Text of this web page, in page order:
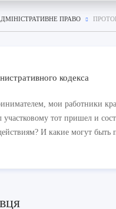
ПРАВО
кодекса
мои работники
тот пришел и
И какие могут быть